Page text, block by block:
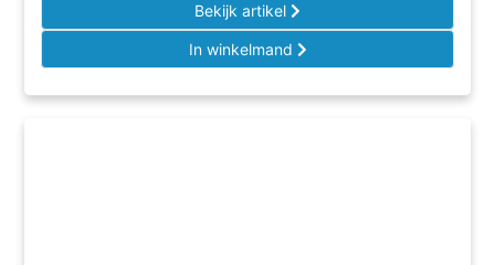
Bekijk artikel
In winkelmand